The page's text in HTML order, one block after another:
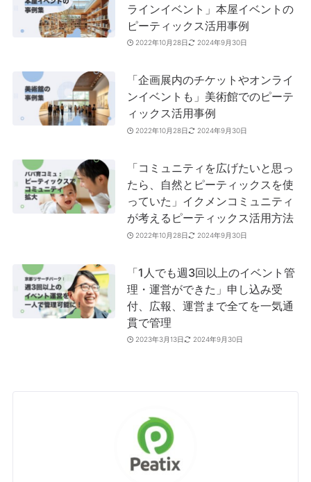
ラインイベント」本屋イベントの
ピーティックス活用事例
2022年10月28日 2024年9月30日
「企画展内のチケットやオンライ
ンイベントも」美術館でのピーテ
ィックス活用事例
2022年10月28日 2024年9月30日
「コミュニティを広げたいと思っ
たら、自然とピーティックスを使
っていた」イクメンコミュニティ
が考えるピーティックス活用方法
2022年10月28日 2024年9月30日
「1人でも週3回以上のイベント管
理・運営ができた」申し込み受
付、広報、運営まで全てを一気通
貫で管理
2023年3月13日 2024年9月30日